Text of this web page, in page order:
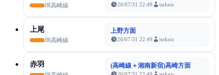
JR高崎線 26/07/31 22:49 tsrknic
上尾
JR高崎線
上野方面
26/07/31 22:49 tsrknic
赤羽 (高崎線＋湘南新宿)高崎方面